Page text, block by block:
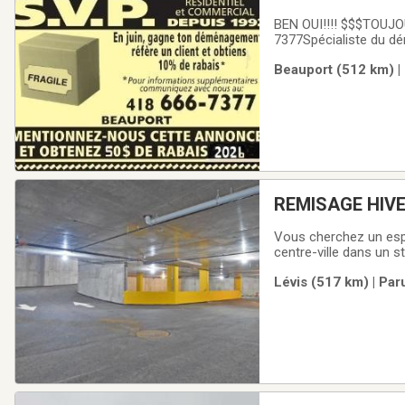
BEN OUI!!!!
7377Spécialiste du
APPEL SUFFIRA!
Beauport (512 km)
REMISAGE
Vous cherchez un
centre-ville dans un
795$ + taxesMoto:
Lévis (517 km) |